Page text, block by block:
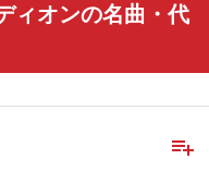
ィオンの名曲・代
playlist_add